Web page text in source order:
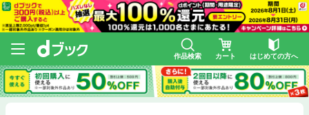
作品検索 カート はじめての方へ